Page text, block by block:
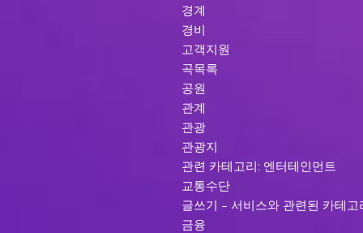
경계
경비
고객지원
곡목록
공원
관계
관광
관광지
관련 카테고리: 엔터테인먼트
교통수단
글쓰기 – 서비스와 관련된 카테고
금융